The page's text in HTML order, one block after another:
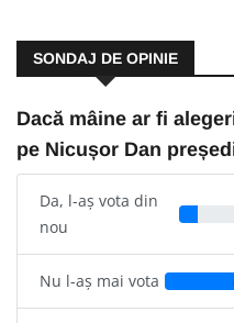
SONDAJ DE OPINIE
Dacă mâine ar fi
pe Nicușor Dan
Da, l-aș vota din
nou
Nu l-aș mai vota